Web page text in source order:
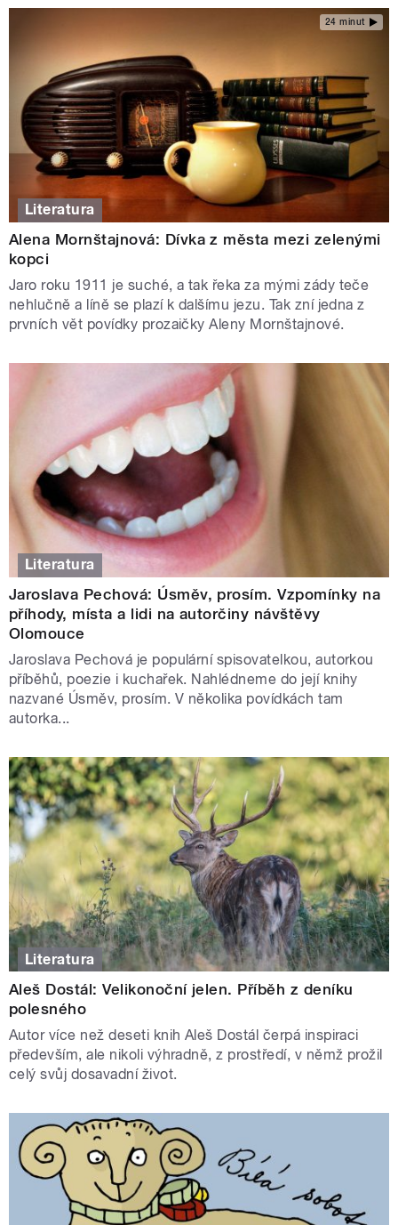
24 minut
Literatura
Alena Mornštajnová: Dívka z města mezi zelenými
kopci
Jaro roku 1911 je suché, a tak řeka za mými zády teče
nehlučně a líně se plazí k dalšímu jezu. Tak zní jedna z
prvních vět povídky prozaičky Aleny Mornštajnové.
Literatura
Jaroslava Pechová: Úsměv, prosím. Vzpomínky na
příhody, místa a lidi na autorčiny návštěvy
Olomouce
Jaroslava Pechová je populární spisovatelkou, autorkou
příběhů, poezie i kuchařek. Nahlédneme do její knihy
nazvané Úsměv, prosím. V několika povídkách tam
autorka...
Literatura
Aleš Dostál: Velikonoční jelen. Příběh z deníku
polesného
Autor více než deseti knih Aleš Dostál čerpá inspiraci
především, ale nikoli výhradně, z prostředí, v němž prožil
celý svůj dosavadní život.